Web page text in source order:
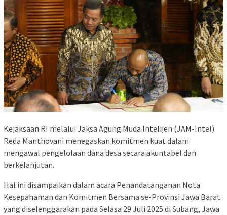
Kejaksaan RI melalui Jaksa Agung Muda Intelijen (JAM-Intel)
Reda Manthovani menegaskan komitmen kuat dalam
mengawal pengelolaan dana desa secara akuntabel dan
berkelanjutan.
Hal ini disampaikan dalam acara Penandatanganan Nota
Kesepahaman dan Komitmen Bersama se-Provinsi Jawa Barat
yang diselenggarakan pada Selasa 29 Juli 2025 di Subang, Jawa